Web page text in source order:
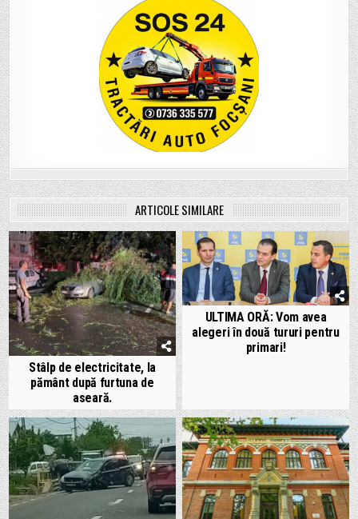
ARTICOLE SIMILARE
Stâlp de electricitate, la
pământ după furtuna de
aseară.
ULTIMA ORĂ: Vom avea
alegeri în două tururi pentru
primari!